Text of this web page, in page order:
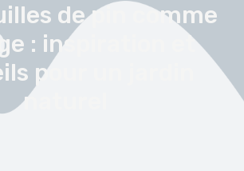
de pin comme
: inspiration et
pour un jardin
naturel